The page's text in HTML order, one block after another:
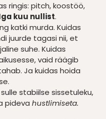
ringis: pitch, koostöö,
kuu nullist.
katki murda. Kuidas
juurde tagasi nii, et
suhe. Kuidas
vaid räägib
Ja kuidas hoida
stabiilse sissetuleku,
pidevahustlimiseta.